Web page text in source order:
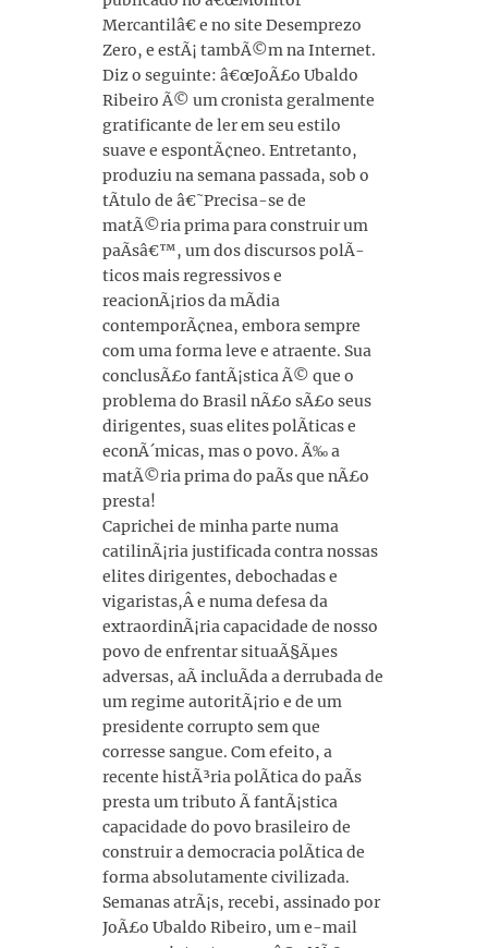
Mercantilâ€ e no site Desemprezo
Zero, e estÃ¡ tambÃ©m na Internet.
Diz o seguinte: â€œJoÃ£o Ubaldo
Ribeiro Ã© um cronista geralmente
gratificante de ler em seu estilo
suave e espontÃ¢neo. Entretanto,
produziu na semana passada, sob o
tÃ­tulo de â€˜Precisa-se de
matÃ©ria prima para construir um
paÃ­sâ€™, um dos discursos polÃ­
ticos mais regressivos e
reacionÃ¡rios da mÃ­dia
contemporÃ¢nea, embora sempre
com uma forma leve e atraente. Sua
conclusÃ£o fantÃ¡stica Ã© que o
problema do Brasil nÃ£o sÃ£o seus
dirigentes, suas elites polÃ­ticas e
econÃ´micas, mas o povo. Ã‰ a
matÃ©ria prima do paÃ­s que nÃ£o
presta!
Caprichei de minha parte numa
catilinÃ¡ria justificada contra nossas
elites dirigentes, debochadas e
vigaristas,Â e numa defesa da
extraordinÃ¡ria capacidade de nosso
povo de enfrentar situaÃ§Ãµes
adversas, aÃ­ incluÃ­da a derrubada de
um regime autoritÃ¡rio e de um
presidente corrupto sem que
corresse sangue. Com efeito, a
recente histÃ³ria polÃ­tica do paÃ­s
presta um tributo Ã fantÃ¡stica
capacidade do povo brasileiro de
construir a democracia polÃ­tica de
forma absolutamente civilizada.
Semanas atrÃ¡s, recebi, assinado por
JoÃ£o Ubaldo Ribeiro, um e-mail